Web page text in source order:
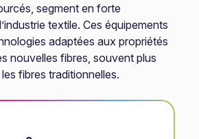
segment en forte
textile. Ces équipements
adaptées aux propriétés
nouvelles fibres, souvent plus
fibres traditionnelles.